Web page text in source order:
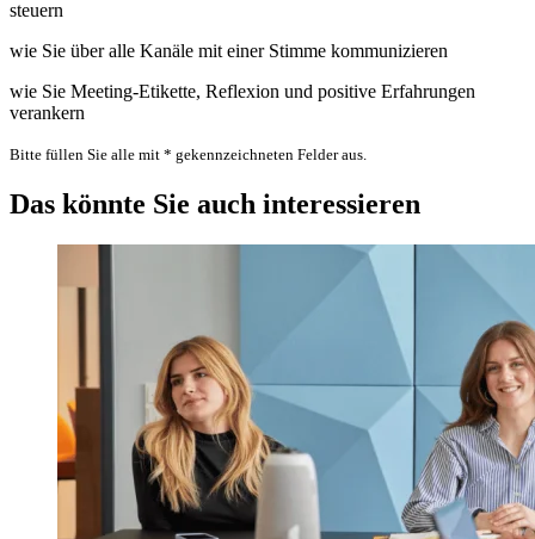
steuern
wie Sie über alle Kanäle mit einer Stimme kommunizieren
wie Sie Meeting-Etikette, Reflexion und positive Erfahrungen
verankern
Bitte füllen Sie alle mit * gekennzeichneten Felder aus.
Das könnte Sie auch interessieren